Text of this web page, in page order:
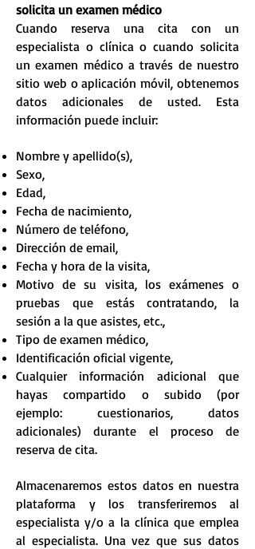
solicita un examen médico
Cuando reserva una cita con un
especialista o clínica o cuando solicita
un examen médico a través de nuestro
sitio web o aplicación móvil, obtenemos
datos adicionales de usted. Esta
información puede incluir:
Nombre y apellido(s),
Sexo,
Edad,
Fecha de nacimiento,
Número de teléfono,
Dirección de email,
Fecha y hora de la visita,
Motivo de su visita, los exámenes o
pruebas que estás contratando, la
sesión a la que asistes, etc.,
Tipo de examen médico,
Identificación oficial vigente,
Cualquier información adicional que
hayas compartido o subido (por
ejemplo: cuestionarios, datos
adicionales) durante el proceso de
reserva de cita.
Almacenaremos estos datos en nuestra
plataforma y los transferiremos al
especialista y/o a la clínica que emplea
al especialista. Una vez que sus datos